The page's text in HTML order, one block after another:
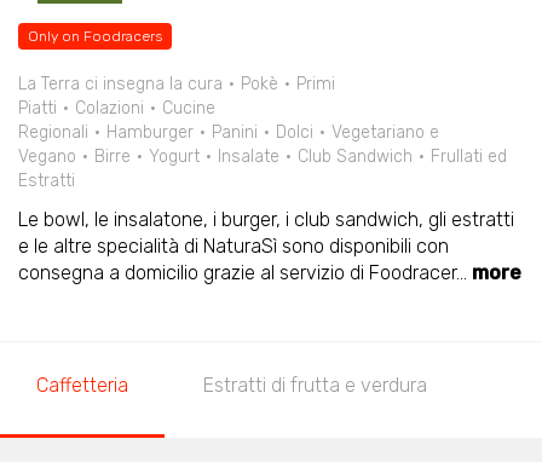
Only on Foodracers
La Terra ci insegna la cura Pokè
Primi
Piatti
Colazioni
Cucine
Regionali
Hamburger Panini Dolci
Vegetariano e
Vegano
Birre Yogurt Insalate Club Sandwich
Frullati ed
Estratti
Le bowl, le insalatone, i burger, i club sandwich, gli estratti
e le altre specialità di NaturaSì sono disponibili con
consegna a domicilio grazie al servizio di Foodracer... more
Caffetteria Estratti di frutta e verdura